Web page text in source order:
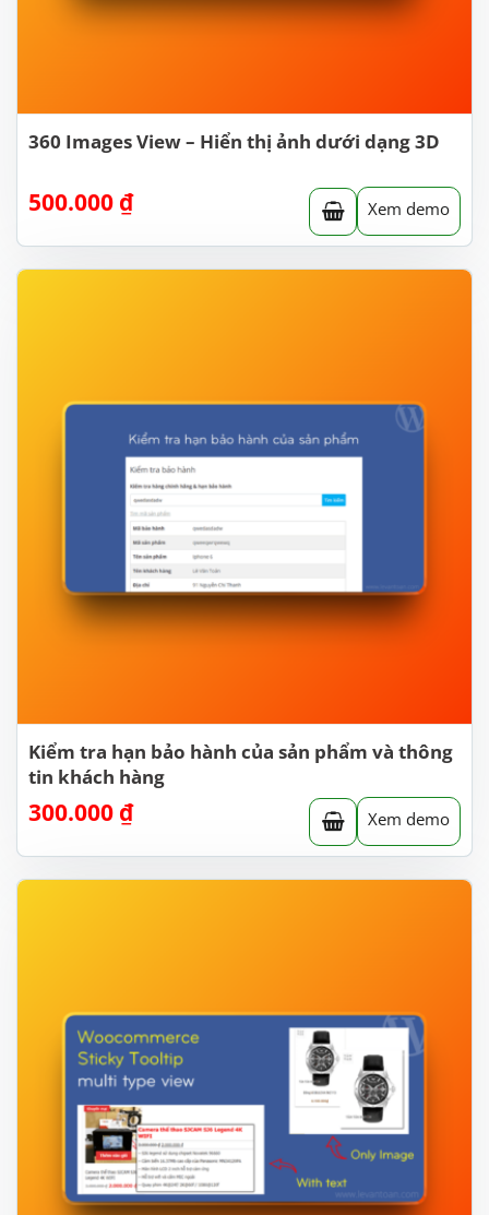
360 Images View – Hiển thị ảnh dưới dạng 3D
500.000 ₫ Xem demo
Kiểm tra hạn bảo hành của sản phẩm và thông
tin khách hàng
300.000 ₫ Xem demo